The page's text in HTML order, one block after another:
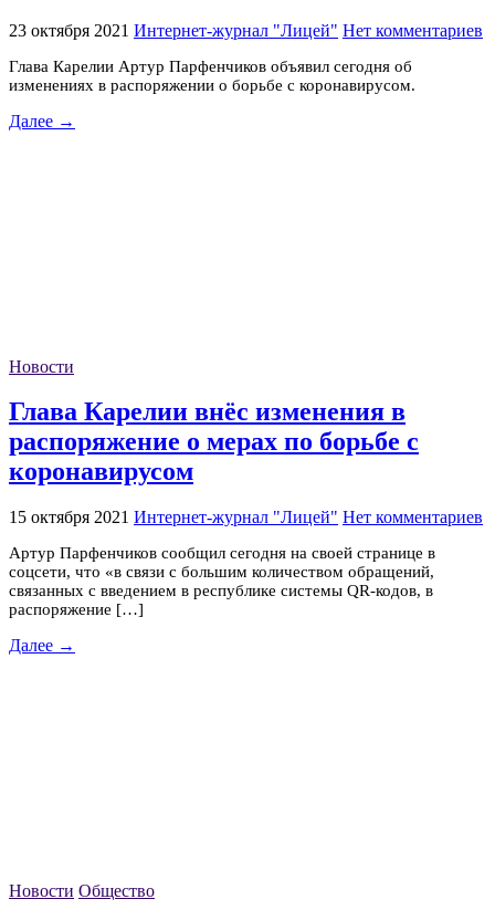
23 октября 2021 Интернет-журнал "Лицей" Нет комментариев
Глава Карелии Артур Парфенчиков объявил сегодня об
изменениях в распоряжении о борьбе с коронавирусом.
Далее →
Новости
Глава Карелии внёс изменения в
распоряжение о мерах по борьбе с
коронавирусом
15 октября 2021 Интернет-журнал "Лицей" Нет комментариев
Артур Парфенчиков сообщил сегодня на своей странице в
соцсети, что «в связи с большим количеством обращений,
связанных с введением в республике системы QR-кодов, в
распоряжение […]
Далее →
Новости Общество